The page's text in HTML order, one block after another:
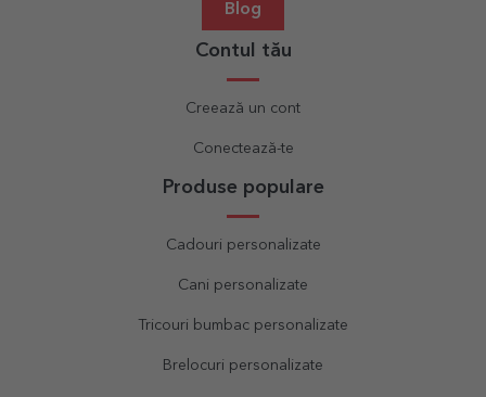
Blog
Contul tău
Creează un cont
Conectează-te
Produse populare
Cadouri personalizate
Cani personalizate
Tricouri bumbac personalizate
Brelocuri personalizate